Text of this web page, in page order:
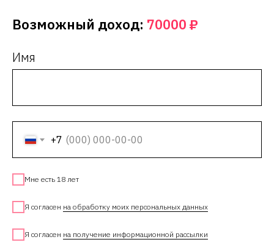
Возможный доход: 70000 ₽
Имя
+7
Мне есть 18 лет
Я согласен на обработку моих персональных данных
Я согласен на получение информационной рассылки